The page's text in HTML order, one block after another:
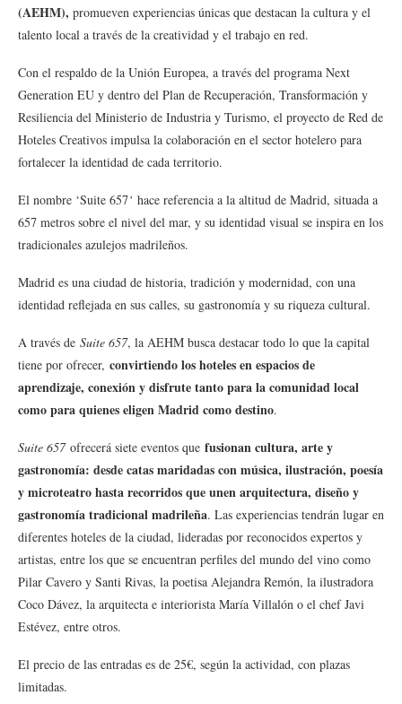
(AEHM), promueven experiencias únicas que destacan la cultura y el
talento local a través de la creatividad y el trabajo en red.
Con el respaldo de la Unión Europea, a través del programa Next
Generation EU y dentro del Plan de Recuperación, Transformación y
Resiliencia del Ministerio de Industria y Turismo, el proyecto de Red de
Hoteles Creativos impulsa la colaboración en el sector hotelero para
fortalecer la identidad de cada territorio.
El nombre ‘Suite 657‘ hace referencia a la altitud de Madrid, situada a
657 metros sobre el nivel del mar, y su identidad visual se inspira en los
tradicionales azulejos madrileños.
Madrid es una ciudad de historia, tradición y modernidad, con una
identidad reflejada en sus calles, su gastronomía y su riqueza cultural.
A través de Suite 657, la AEHM busca destacar todo lo que la capital
tiene por ofrecer, convirtiendo los hoteles en espacios de
aprendizaje, conexión y disfrute tanto para la comunidad local
como para quienes eligen Madrid como destino.
Suite 657ofrecerá siete eventos que fusionan cultura, arte y
gastronomía: desde catas maridadas con música, ilustración, poesía
y microteatro hasta recorridos que unen arquitectura, diseño y
gastronomía tradicional madrileña. Las experiencias tendrán lugar en
diferentes hoteles de la ciudad, lideradas por reconocidos expertos y
artistas, entre los que se encuentran perfiles del mundo del vino como
Pilar Cavero y Santi Rivas, la poetisa Alejandra Remón, la ilustradora
Coco Dávez, la arquitecta e interiorista María Villalón o el chef Javi
Estévez, entre otros.
El precio de las entradas es de 25€, según la actividad, con plazas
limitadas.